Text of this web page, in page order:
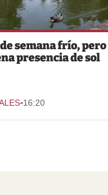
semana frío, pero
presencia de sol
-16:20